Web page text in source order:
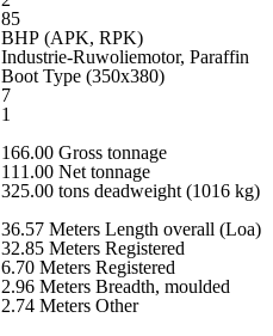
85
BHP (APK, RPK)
Industrie-Ruwoliemotor, Paraffin
Boot Type (350x380)
7
1
166.00 Gross tonnage
111.00 Net tonnage
325.00 tons deadweight (1016 kg)
36.57 Meters Length overall (Loa)
32.85 Meters Registered
6.70 Meters Registered
2.96 Meters Breadth, moulded
2.74 Meters Other